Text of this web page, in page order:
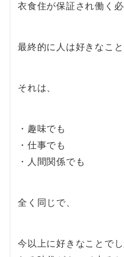
衣食住が保証され働く
最終的に人は好きなこ
それは、
・趣味でも
・仕事でも
・人間関係でも
全く同じで、
今以上に好きなことで